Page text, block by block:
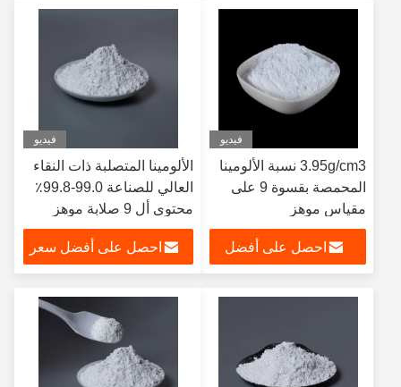
فيديو
3.95g/cm3 نسبة الألومينا
المحمصة بقسوة 9 على
مقياس موهز
احصل على أفضل
فيديو
الألومينا المتصلبة ذات النقاء
العالي للصناعة 99.0-99.8٪
محتوى أل 9 صلابة موهز
احصل على أفضل سعر